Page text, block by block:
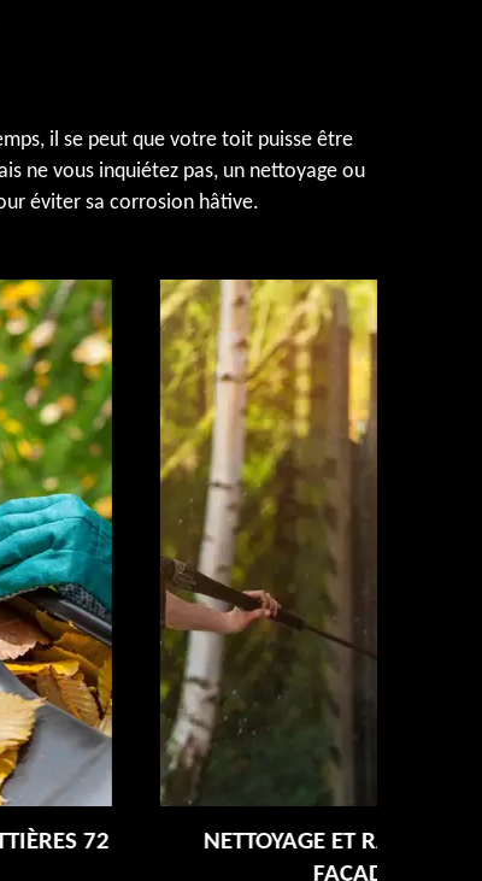
il se peut que votre toit puisse être
ne vous inquiétez pas, un nettoyage ou
éviter sa corrosion hâtive.
ET RAVALEMENT DE